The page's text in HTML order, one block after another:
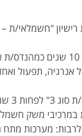
"חשמלאי/ת
בעל/ת ניסיון של לפחות 10 שנים
אנרגיה, תפעול
– יתרון
משק חשמל
לרבות: מערכות